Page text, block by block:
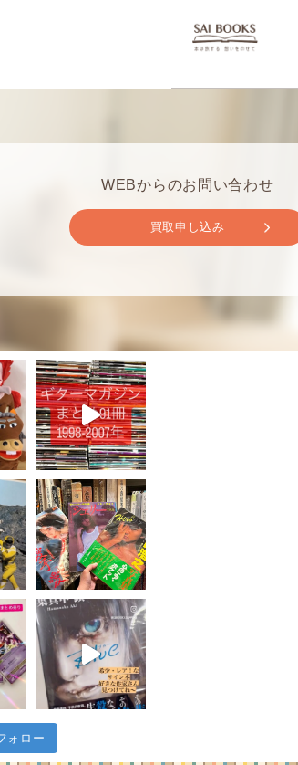
WEBからのお問い合わせ
買取申し込み
ォロー